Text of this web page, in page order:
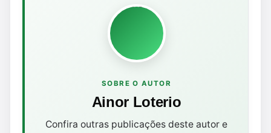
SOBRE O AUTOR
Ainor Loterio
Confira outras publicações deste autor e